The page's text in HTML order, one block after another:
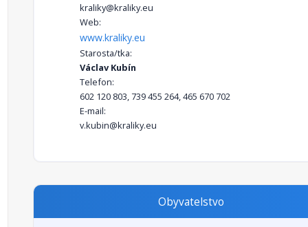
kraliky@kraliky.eu
Web:
www.kraliky.eu
Starosta/tka:
Václav Kubín
Telefon:
602 120 803, 739 455 264, 465 670 702
E-mail:
v.kubin@kraliky.eu
Obyvatelstvo